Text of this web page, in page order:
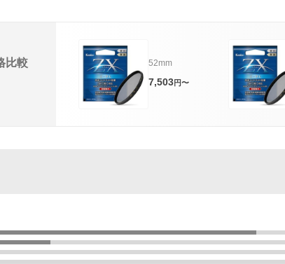
比較 52mm
7,503円〜